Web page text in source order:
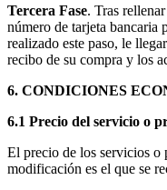
Tercera Fase. Tras
número de tarjeta bancaria
realizado este paso, le
recibo de su compra y los
6. CONDICIONES
6.1 Precio del servicio o
El precio de los servicios o
modificación es el que se